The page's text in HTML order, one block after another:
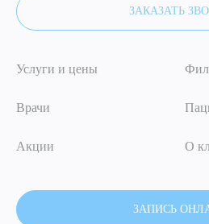
ЗАКАЗАТЬ
Услуги и цены
Врачи
Акции О
ЗАПИСЬ